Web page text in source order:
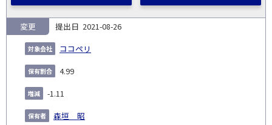
2021-08-26
ココペリ
変更
4.99
-1.11
森垣 昭